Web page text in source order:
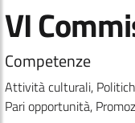
VI
Competenze
Attività culturali,
Pari opportunità,